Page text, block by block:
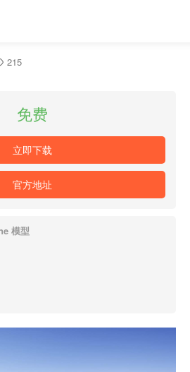
215
免费
立即下载
官方地址
模型